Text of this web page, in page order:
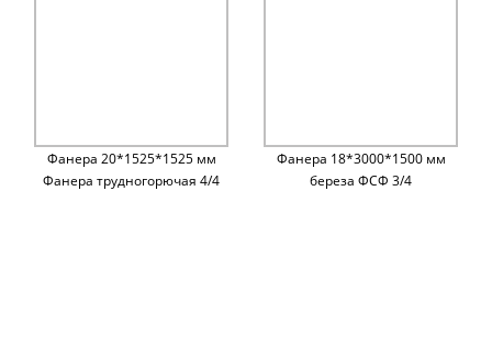
Фанера 20*1525*1525 мм
Фанера трудногорючая 4/4
Фанера 18*3000*1500 мм
береза ФСФ 3/4